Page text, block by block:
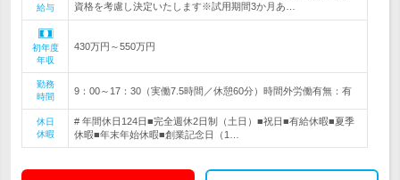
給与
資格を考慮し決定いたします※試用期間3か月あ…
初年度
年収
430万円～550万円
勤務
時間
9：00～17：30（実働7.5時間／休憩60分）時間外労働有無：有
休日
休暇
# 年間休日124日■完全週休2日制（土日）■祝日■有給休暇■夏季
休暇■年末年始休暇■創業記念日（1…